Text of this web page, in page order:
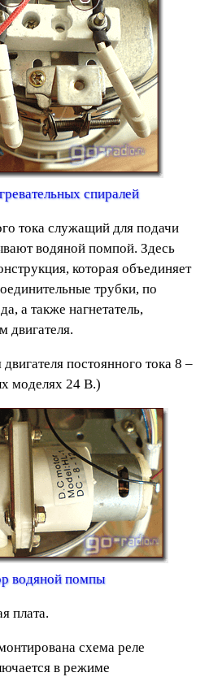
спиралей
тока служащий для подачи
водяной помпой. Здесь
которая объединяет
трубки, по
а также нагнетатель,
двигателя.
постоянного тока 8 –
моделях 24 В.)
водяной помпы
плата.
схема реле
в режиме